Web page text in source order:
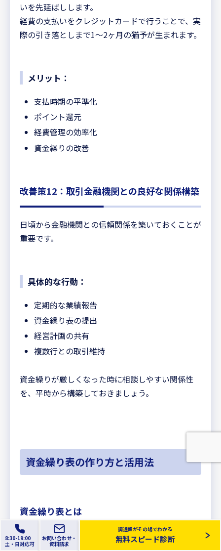
いを先延ばしします。
経費の支払いをクレジットカードで行うことで、実
際の引き落としまで1〜2ヶ月の猶予が生まれます。
メリット：
支払時期の平準化
ポイント還元
経費管理の効率化
資金繰りの改善
改善策12：取引金融機関との良好な関係構築
日頃から金融機関との信頼関係を築いておくことが
重要です。
具体的な行動：
定期的な業績報告
資金繰り表の提出
経営計画の共有
複数行との取引維持
資金繰りが厳しくなった時に相談しやすい関係性
を、平時から構築しておきましょう。
資金繰り表の作り方と活用法
資金繰り表とは
資金繰り表とは、将来の現金の出入りを予測し、資
8:30-19:00
土 ・日対応可
調達額がその場でわかる
無料スピード診断
お問い合わせ・
資料請求